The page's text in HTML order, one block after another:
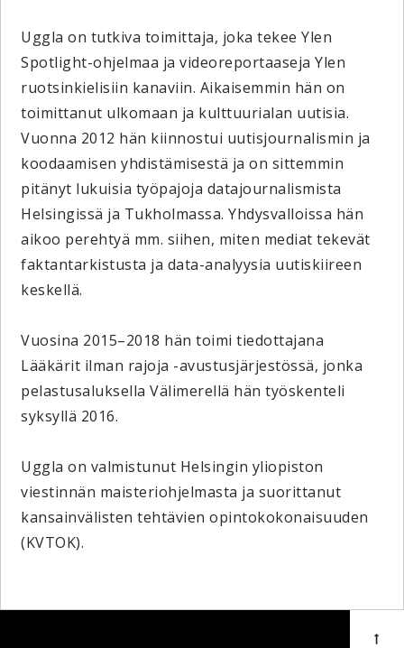
Uggla on tutkiva toimittaja, joka tekee Ylen
Spotlight-ohjelmaa ja videoreportaaseja Ylen
ruotsinkielisiin kanaviin. Aikaisemmin hän on
toimittanut ulkomaan ja kulttuurialan uutisia.
Vuonna 2012 hän kiinnostui uutisjournalismin ja
koodaamisen yhdistämisestä ja on sittemmin
pitänyt lukuisia työpajoja datajournalismista
Helsingissä ja Tukholmassa. Yhdysvalloissa hän
aikoo perehtyä mm. siihen, miten mediat tekevät
faktantarkistusta ja data-analyysia uutiskiireen
keskellä.
Vuosina 2015–2018 hän toimi tiedottajana
Lääkärit ilman rajoja -avustusjärjestössä, jonka
pelastusaluksella Välimerellä hän työskenteli
syksyllä 2016.
Uggla on valmistunut Helsingin yliopiston
viestinnän maisteriohjelmasta ja suorittanut
kansainvälisten tehtävien opintokokonaisuuden
(KVTOK).